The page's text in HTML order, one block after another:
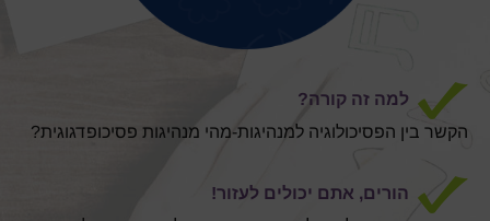
למה זה קורה?
הקשר בין הפסיכולוגיה למנהיגות-מהי מנהיגות פסיכופדגוגית?
הורים, אתם יכולים לעזור!